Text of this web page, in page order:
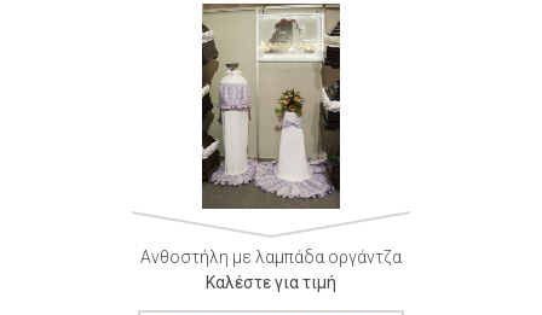
Ανθοστήλη με λαμπάδα οργάντζα
Καλέστε για τιμή